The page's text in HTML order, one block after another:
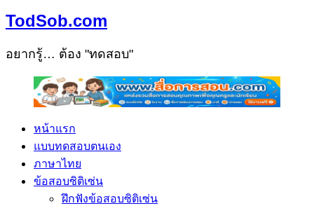
TodSob.com
อยากรู้… ต้อง "ทดสอบ"
หน้าแรก
แบบทดสอบตนเอง
ภาษาไทย
ข้อสอบซิติเซ่น
ฝึกฟังข้อสอบซิติเซ่น